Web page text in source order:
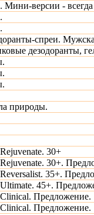
Мини-версии -
спреи.
дезодоранты,
природы.
30+
30+.
35+.
45+.
Предложение.
Предложение.